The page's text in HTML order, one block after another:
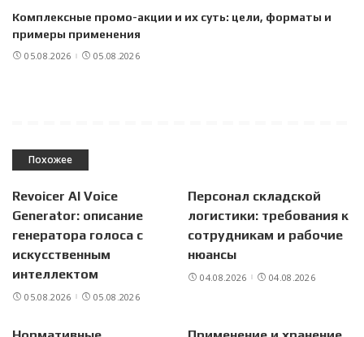
Комплексные промо-акции и их суть: цели, форматы и
примеры применения
05.08.2026 05.08.2026
Похожее
Revoicer AI Voice
Generator: описание
генератора голоса с
искусственным
интеллектом
05.08.2026 05.08.2026
Персонал складской
логистики: требования к
сотрудникам и рабочие
нюансы
04.08.2026 04.08.2026